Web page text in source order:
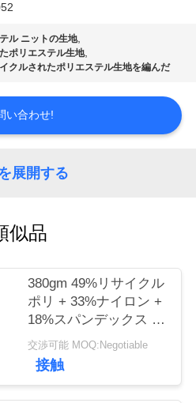
ル ニットの生地,
ポリエステル生地,
クルされたポリエステル生地を編んだ
い合わせ!
展開する
似品
380gm 49%リサイクル
ポリ + 33%ナイロン +
18%スパンデックス リ
サイクルポリエステル
布
交渉可能 MOQ:Negotiable
接触